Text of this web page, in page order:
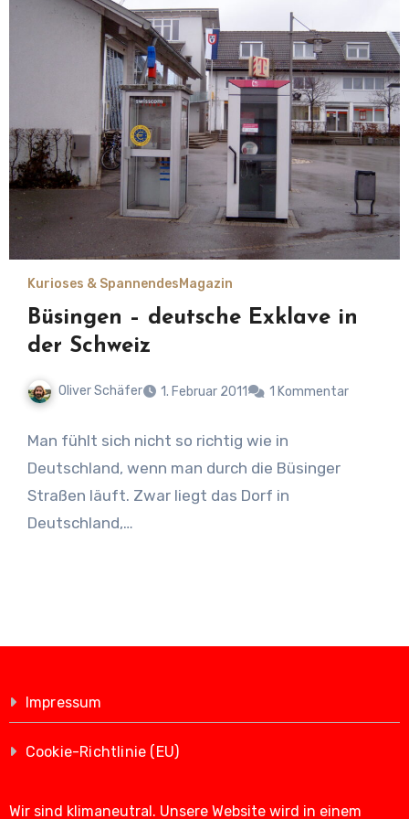
Kurioses & Spannendes Magazin
Büsingen – deutsche Exklave in
der Schweiz
Oliver Schäfer 1. Februar 2011 1 Kommentar
Man fühlt sich nicht so richtig wie in
Deutschland, wenn man durch die Büsinger
Straßen läuft. Zwar liegt das Dorf in
Deutschland,…
Impressum
Cookie-Richtlinie (EU)
Wir sind klimaneutral. Unsere Website wird in einem